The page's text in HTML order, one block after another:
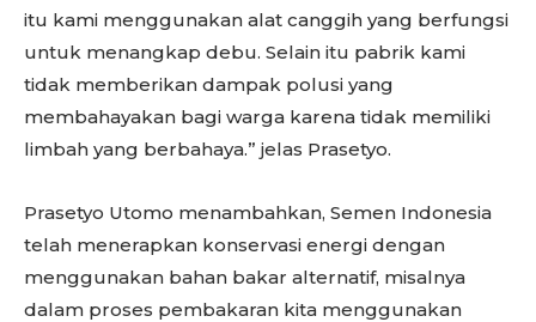
itu kami menggunakan alat canggih yang berfungsi
untuk menangkap debu. Selain itu pabrik kami
tidak memberikan dampak polusi yang
membahayakan bagi warga karena tidak memiliki
limbah yang berbahaya.” jelas Prasetyo.
Prasetyo Utomo menambahkan, Semen Indonesia
telah menerapkan konservasi energi dengan
menggunakan bahan bakar alternatif, misalnya
dalam proses pembakaran kita menggunakan